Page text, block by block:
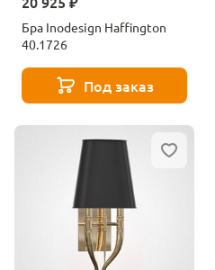
Бра Inodesign Haffington
40.1726
Под заказ